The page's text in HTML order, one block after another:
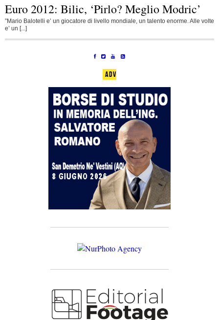
Euro 2012: Bilic, ‘Pirlo? Meglio Modric’
”Mario Balotelli e’ un giocatore di livello mondiale, un talento enorme. Alle volte
e’ un [...]
ADV